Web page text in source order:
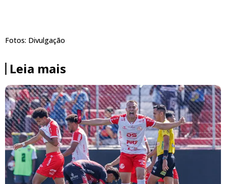
Fotos: Divulgação
Leia mais